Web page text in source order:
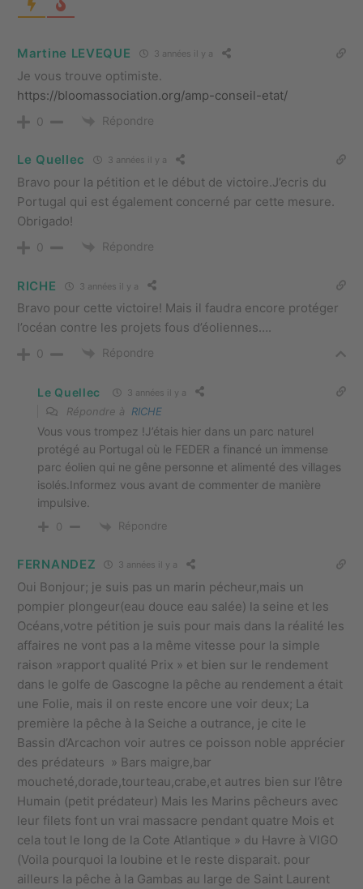
Martine LEVEQUE 3 années il y a
Je vous trouve optimiste.
https://bloomassociation.org/amp-conseil-etat/
0 Répondre
Le Quellec 3 années il y a
Bravo pour la pétition et le début de victoire.J’ecris du
Portugal qui est également concerné par cette mesure.
Obrigado!
0 Répondre
RICHE 3 années il y a
Bravo pour cette victoire! Mais il faudra encore protéger
l’océan contre les projets fous d’éoliennes….
0 Répondre
Le Quellec 3 années il y a
Répondre à RICHE
Vous vous trompez !J’étais hier dans un parc naturel
protégé au Portugal où le FEDER a financé un immense
parc éolien qui ne gêne personne et alimenté des villages
isolés.Informez vous avant de commenter de manière
impulsive.
0 Répondre
FERNANDEZ 3 années il y a
Oui Bonjour; je suis pas un marin pécheur,mais un
pompier plongeur(eau douce eau salée) la seine et les
Océans,votre pétition je suis pour mais dans la réalité les
affaires ne vont pas a la même vitesse pour la simple
raison »rapport qualité Prix » et bien sur le rendement
dans le golfe de Gascogne la pêche au rendement a était
une Folie, mais il on reste encore une voir deux; La
première la pêche à la Seiche a outrance, je cite le
Bassin d’Arcachon voir autres ce poisson noble apprécier
des prédateurs » Bars maigre,bar
moucheté,dorade,tourteau,crabe,et autres bien sur l’être
Humain (petit prédateur) Mais les Marins pêcheurs avec
leur filets font un vrai massacre pendant quatre Mois et
cela tout le long de la Cote Atlantique » du Havre à VIGO
(Voila pourquoi la loubine et le reste disparait. pour
ailleurs la pêche à la Gambas au large de Saint Laurent